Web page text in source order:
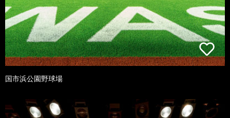
国市浜公園野球場